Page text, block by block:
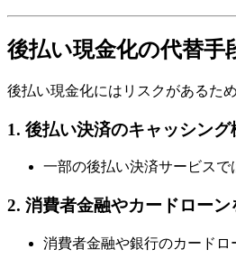
後払い現金化の代替手
後払い現金化にはリスクがあるた
1. 後払い決済のキャッシング
一部の後払い決済サービスで
2. 消費者金融やカードローン
消費者金融や銀行のカードロ